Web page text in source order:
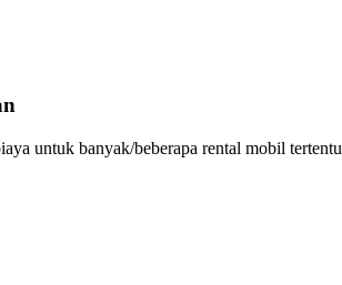
untuk banyak/beberapa rental mobil tertentu